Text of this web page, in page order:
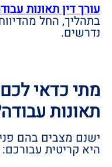
עורך דין תאונות
בתהליך, החל
נדרשים.
מתי כדאי
תאונות
ישנם מצבים בהם
היא קריטית עבורכם: